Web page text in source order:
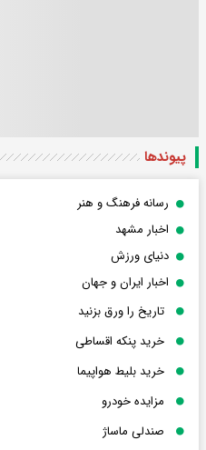
پیوندها
رسانه فرهنگ و هنر
اخبار مشهد
دنیای ورزش
اخبار ایران و جهان
تاریخ را ورق بزنید
خرید پنکه اقساطی
خرید بلیط هواپیما
مزایده خودرو
صندلی ماساژ